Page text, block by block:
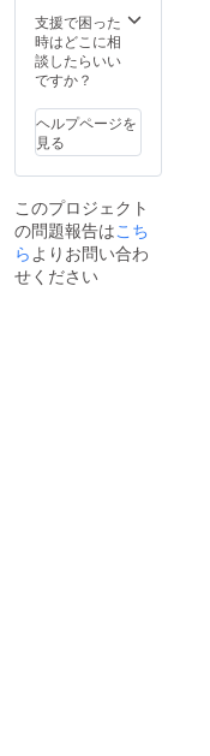
は一つ
一つ手
作りで
すので
イメー
ジ画像
となり
実際と
りま
す。
支援で困った
時はどこに相
談したらいい
ですか？
ヘルプページを
見る
このプロジェクト
の問題報告はこち
ら よりお問い合わ
せください